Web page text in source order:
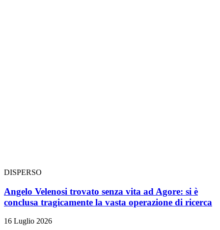
DISPERSO
Angelo Velenosi trovato senza vita ad Agore: si è
conclusa tragicamente la vasta operazione di ricerca
16 Luglio 2026